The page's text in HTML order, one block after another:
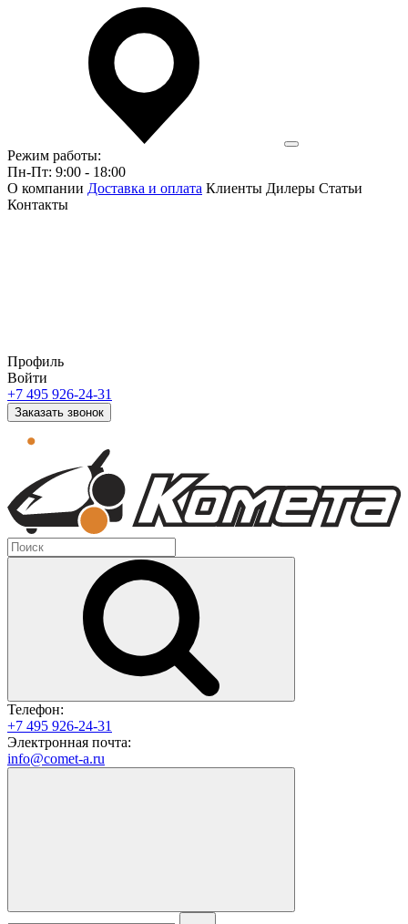
Режим работы:
Пн-Пт: 9:00 - 18:00
О компании Доставка и оплата Клиенты Дилеры Статьи
Контакты
Профиль
Войти
+7 495 926-24-31
Заказать звонок
Телефон:
+7 495 926-24-31
Электронная почта:
info@comet-a.ru